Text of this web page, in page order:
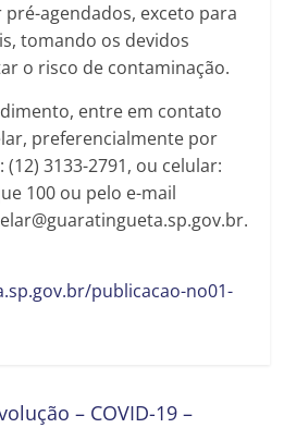
agendados, exceto para
tomando os devidos
o risco de contaminação.
entre em contato
preferencialmente por
3133-2791, ou celular:
100 ou pelo e-mail
publicacao-no01-
– COVID-19 –